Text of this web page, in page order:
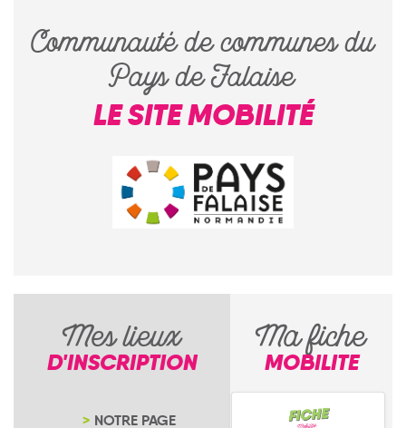
Communauté de communes du
Pays de Falaise
LE SITE MOBILITÉ
Mes lieux
D'INSCRIPTION
NOTRE PAGE
Ma fiche
MOBILITE